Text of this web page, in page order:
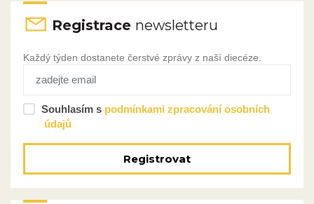
Registrace newsletteru
Každý týden dostanete čerstvé zprávy z naší diecéze.
Souhlasím s podmínkami zpracování osobních
údajů
Registrovat